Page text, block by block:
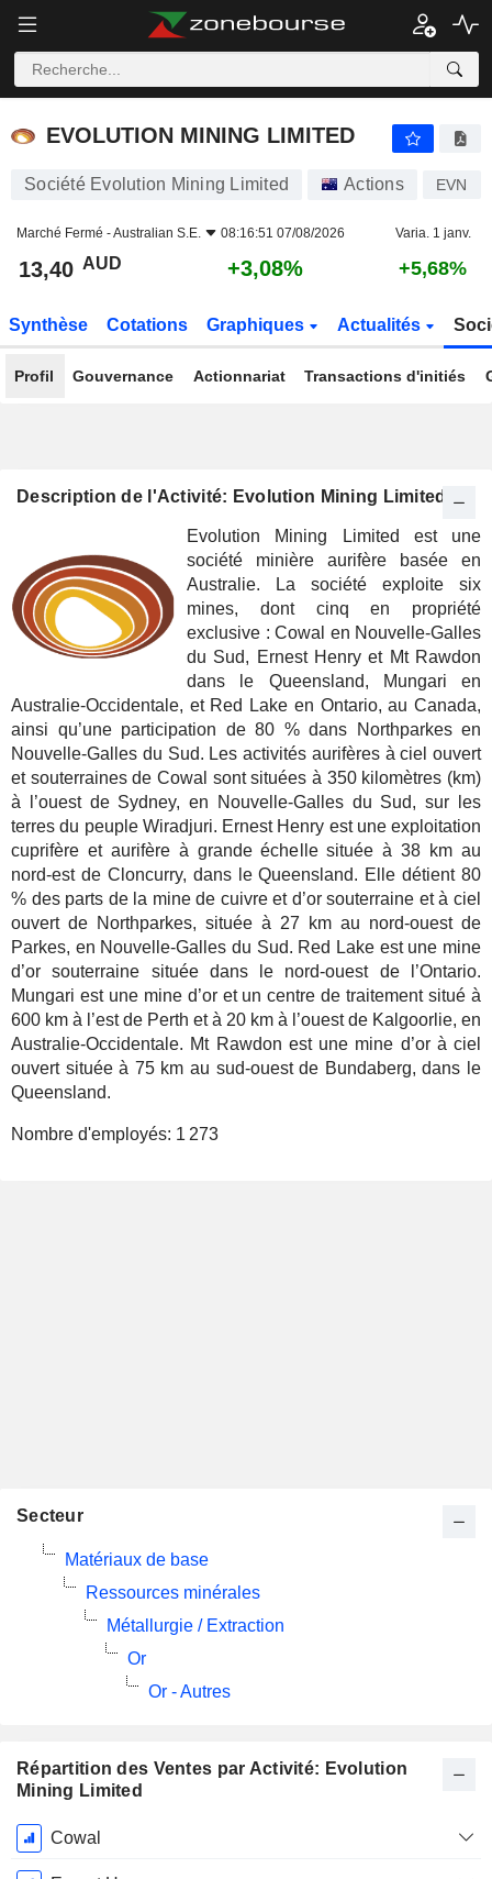
EVOLUTION MINING LIMITED
EVOLUTION MINING LIMITED
Société Evolution Mining Limited Actions EVN
Marché Fermé -Australian S.E. 08:16:51 07/08/2026 Varia. 1 janv.
13,40 AUD +3,08% +5,68%
Synthèse Cotations Graphiques Actualités
Profil Gouvernance Actionnariat Transactions d'initiés
Description de l'Activité: Evolution Mining Limited
Evolution Mining Limited est une
société minière aurifère basée en
Australie. La société exploite six
mines, dont cinq en propriété
exclusive : Cowal en Nouvelle-Galles
du Sud, Ernest Henry et Mt Rawdon
dans le Queensland, Mungari en
Australie-Occidentale, et Red Lake en Ontario, au Canada,
ainsi qu’une participation de 80 % dans Northparkes en
Nouvelle-Galles du Sud. Les activités aurifères à ciel ouvert
et souterraines de Cowal sont situées à 350 kilomètres (km)
à l’ouest de Sydney, en Nouvelle-Galles du Sud, sur les
terres du peuple Wiradjuri. Ernest Henry est une exploitation
cuprifère et aurifère à grande échelle située à 38 km au
nord-est de Cloncurry, dans le Queensland. Elle détient 80
% des parts de la mine de cuivre et d’or souterraine et à ciel
ouvert de Northparkes, située à 27 km au nord-ouest de
Parkes, en Nouvelle-Galles du Sud. Red Lake est une mine
d’or souterraine située dans le nord-ouest de l’Ontario.
Mungari est une mine d’or et un centre de traitement situé à
600 km à l’est de Perth et à 20 km à l’ouest de Kalgoorlie, en
Australie-Occidentale. Mt Rawdon est une mine d’or à ciel
ouvert située à 75 km au sud-ouest de Bundaberg, dans le
Queensland.
Nombre d'employés: 1 273
Répartition des Ventes par Activité: Evolution
Mining Limited
Période
Fiscale:
Cowal
Secteur
Matériaux de base
Ressources minérales
Métallurgie / Extraction
Or
Or - Autres